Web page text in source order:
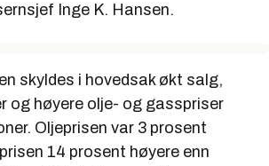
Inge K. Hansen.
skyldes i hovedsak økt salg,
og høyere olje- og gasspriser
Oljeprisen var 3 prosent
14 prosent høyere enn